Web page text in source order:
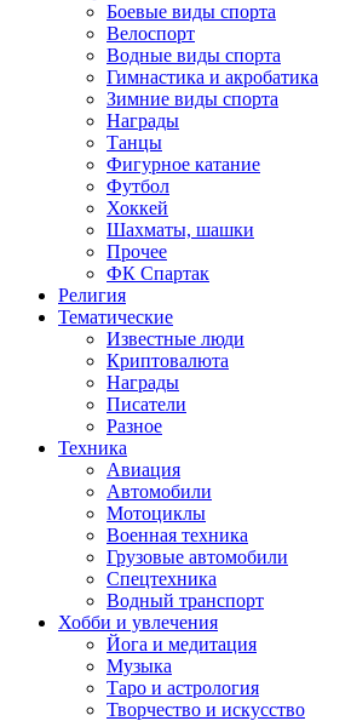
Боевые виды спорта
Велоспорт
Водные виды спорта
Гимнастика и акробатика
Зимние виды спорта
Награды
Танцы
Фигурное катание
Футбол
Хоккей
Шахматы, шашки
Прочее
ФК Спартак
Религия
Тематические
Известные люди
Криптовалюта
Награды
Писатели
Разное
Техника
Авиация
Автомобили
Мотоциклы
Военная техника
Грузовые автомобили
Спецтехника
Водный транспорт
Хобби и увлечения
Йога и медитация
Музыка
Таро и астрология
Творчество и искусство